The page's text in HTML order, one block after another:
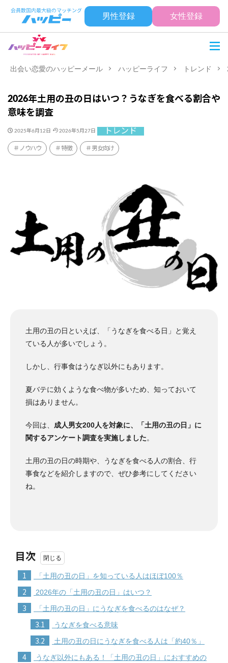
男性登録 女性登録
出会い恋愛のハッピーメール ハッピーライフ トレンド
2026年土用の丑の日はいつ？うなぎを食べる割合や
意味を調査
2025年6月12日 2026年5月27日 トレンド
ノウハウ 特徴 男女向け
土用の丑の日といえば、「うなぎを食べる日」と覚え
ている人が多いでしょう。
しかし、行事食はうなぎ以外にもあります。
夏バテに効くような食べ物が多いため、知っておいて
損はありません。
今回は、 成人男女200人を対象に、「土用の丑の日」に
関するアンケート調査を実施しました。
土用の丑の日の時期や、うなぎを食べる人の割合、行
事食などを紹介しますので、ぜひ参考にしてください
ね。
目次
1 「土用の丑の日」を知っている人はほぼ100％
2 2026年の「土用の丑の日」はいつ？
3 「土用の丑の日」にうなぎを食べるのはなぜ？
3.1 うなぎを食べる意味
3.2 土用の丑の日にうなぎを食べる人は「約40％」
4
うなぎ以外にもある！「土用の丑の日」におすすめの